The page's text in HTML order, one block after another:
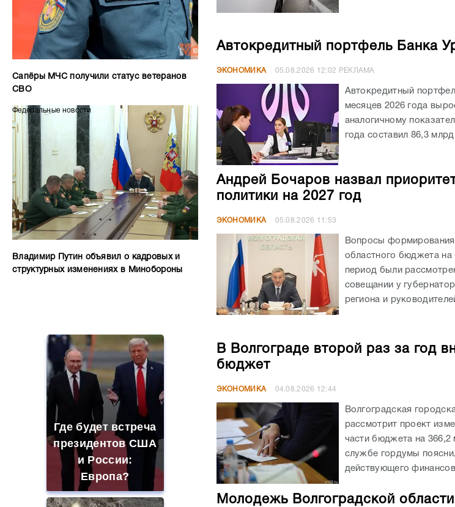
Сапёры МЧС получили статус ветеранов
СВО
Федеральные новости
Владимир Путин объявил о кадровых и
структурных изменениях в Минобороны
Где будет встреча
президентов США
и России:
Европа?
Автокредитный портфель Банка
ЭКОНОМИКА 05.08.2026 12:02 РЕКЛАМА
Автокредитный
месяцев 2026 года
аналогичному
года составил 86,3
Андрей Бочаров назвал
политики на 2027 год
ЭКОНОМИКА 05.08.2026 11:53
Вопросы
областного бюджета
период были
совещании у
региона и
В Волгограде второй раз за год
бюджет
ЭКОНОМИКА 04.08.2026 12:44
Волгоградская
рассмотрит проект
части бюджета на 366,2
службе гордумы
действующего
Молодежь Волгоградской